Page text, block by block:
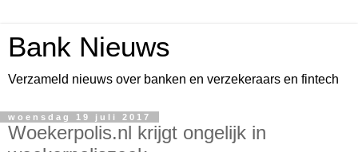
Bank Nieuws
Verzameld nieuws over banken en verzekeraars en fintech
woensdag 19 juli 2017
Woekerpolis.nl krijgt ongelijk in